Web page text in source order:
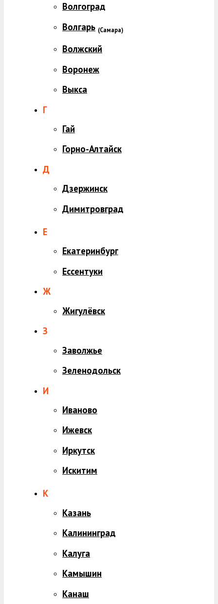
Волгоград
Волгарь (Самара)
Волжский
Воронеж
Выкса
Г
Гай
Горно-Алтайск
Д
Дзержинск
Димитровград
Е
Екатеринбург
Ессентуки
Ж
Жигулёвск
З
Заволжье
Зеленодольск
И
Иваново
Ижевск
Иркутск
Искитим
К
Казань
Калининград
Калуга
Камышин
Канаш